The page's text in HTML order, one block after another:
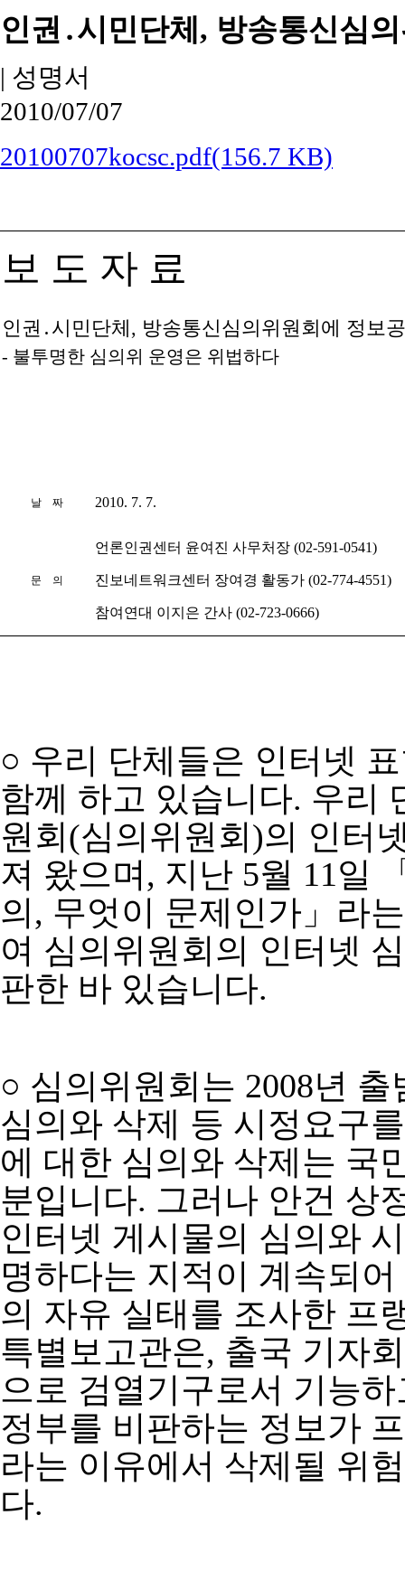
인권․시민단체, 방송통신심
| 성명서
2010/07/07
20100707kocsc.pdf(156.7 KB)
보 도 자 료
인권․시민단체, 방송통신심의위원회에 정보
- 불투명한 심의위 운영은 위법하다
날 짜 2010. 7. 7.
문 의
언론인권센터 윤여진 사무처장 (02-591-0541)
진보네트워크센터 장여경 활동가 (02-774-4551)
참여연대 이지은 간사 (02-723-0666)
○ 우리 단체들은 인터넷
함께 하고 있습니다. 우리
원회(심의위원회)의 인터
져 왔으며, 지난 5월 11일
의, 무엇이 문제인가」라
여 심의위원회의 인터넷
판한 바 있습니다.
○ 심의위원회는 2008년
심의와 삭제 등 시정요구
에 대한 심의와 삭제는 국
분입니다. 그러나 안건 상
인터넷 게시물의 심의와
명하다는 지적이 계속되
의 자유 실태를 조사한 프
특별보고관은, 출국 기자
으로 검열기구로서 기능
정부를 비판하는 정보가
라는 이유에서 삭제될 위
다.